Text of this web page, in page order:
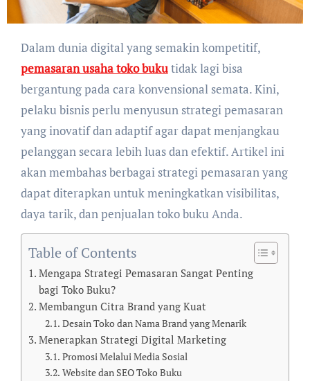
Dalam dunia digital yang semakin kompetitif,
pemasaran usaha toko bukutidak lagi bisa
bergantung pada cara konvensional semata. Kini,
pelaku bisnis perlu menyusun strategi pemasaran
yang inovatif dan adaptif agar dapat menjangkau
pelanggan secara lebih luas dan efektif. Artikel ini
akan membahas berbagai strategi pemasaran yang
dapat diterapkan untuk meningkatkan visibilitas,
daya tarik, dan penjualan toko buku Anda.
Table of Contents
Mengapa Strategi Pemasaran Sangat Penting
bagi Toko Buku?
Membangun Citra Brand yang Kuat
Desain Toko dan Nama Brand yang Menarik
Menerapkan Strategi Digital Marketing
Promosi Melalui Media Sosial
Website dan SEO Toko Buku